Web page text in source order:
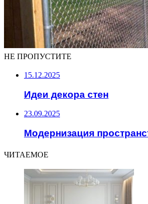
НЕ ПРОПУСТИТЕ
15.12.2025
Идеи декора стен
23.09.2025
Модернизация
ЧИТАЕМОЕ